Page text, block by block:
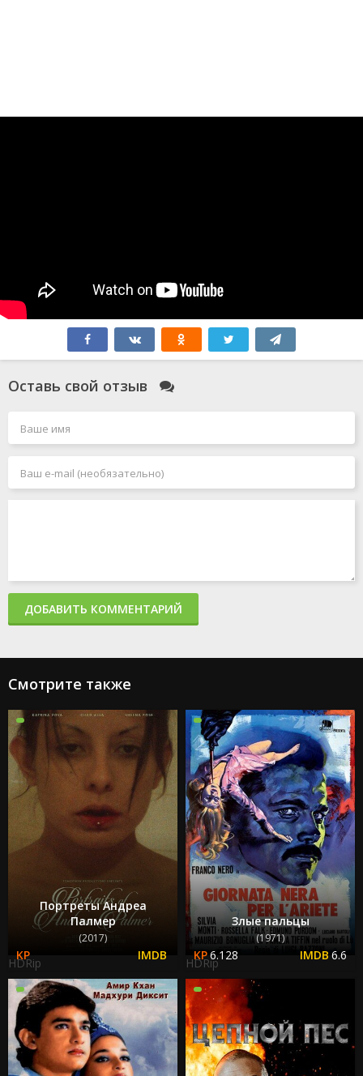
Оставь свой отзыв
ДОБАВИТЬ КОММЕНТАРИЙ
Смотрите также
Портреты Андреа
Палмер
(2017)
HDRip
Злые пальцы
(1971)
6.128 6.6
HDRip